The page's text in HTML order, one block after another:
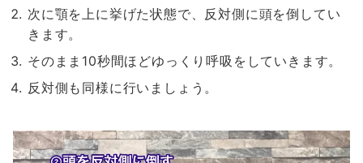
次に顎を上に挙げた状態で、反対側に頭を倒してい
きます。
そのまま10秒間ほどゆっくり呼吸をしていきます。
反対側も同様に行いましょう。